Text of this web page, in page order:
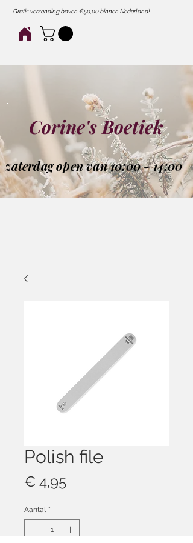
Gratis verzending boven €50,00 binnen Nederland!
Corine's Boetiek
zaterdag open van 10:00 - 14:00
Polish file
€ 4,95Prijs
Aantal *